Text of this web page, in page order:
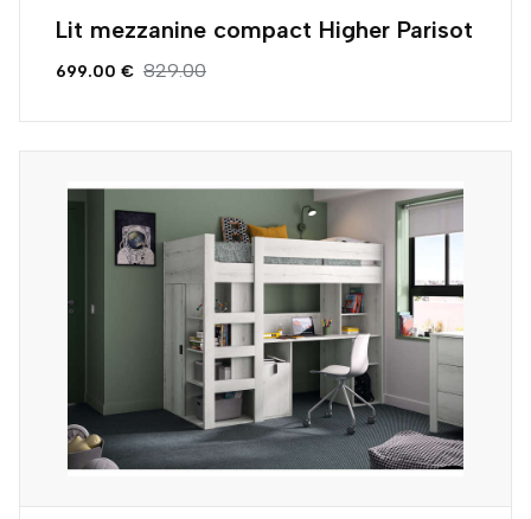
Lit mezzanine compact Higher Parisot
699.00 € 829.00